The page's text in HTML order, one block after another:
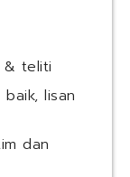
& teliti
lisan
dan